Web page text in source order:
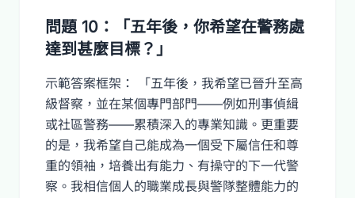
問題 10：「五年後，你希望在警務處
達到甚麼目標？」
示範答案框架： 「五年後，我希望已晉升至高
級督察，並在某個專門部門——例如刑事偵緝
或社區警務——累積深入的專業知識。更重要
的是，我希望自己能成為一個受下屬信任和尊
重的領袖，培養出有能力、有操守的下一代警
察。我相信個人的職業成長與警隊整體能力的